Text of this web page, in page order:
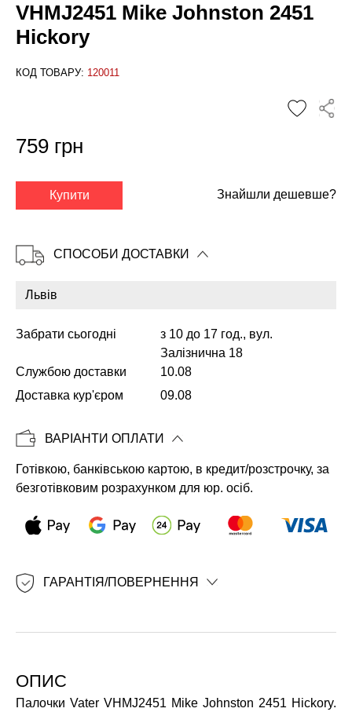
VHMJ2451 Mike Johnston 2451
Hickory
КОД ТОВАРУ: 120011
Копіювати
759 грн
Купити Знайшли дешевше?
СПОСОБИ ДОСТАВКИ
Забрати сьогодні
з 10 до 17 год., вул.
Залізнична 18
Службою доставки
10.08
Доставка кур'єром
09.08
ВАРІАНТИ ОПЛАТИ
Готівкою, банківською картою, в кредит/розстрочку, за
безготівковим розрахунком для юр. осіб.
ГАРАНТІЯ/ПОВЕРНЕННЯ
ОПИС
Палочки Vater VHMJ2451 Mike Johnston 2451 Hickory.